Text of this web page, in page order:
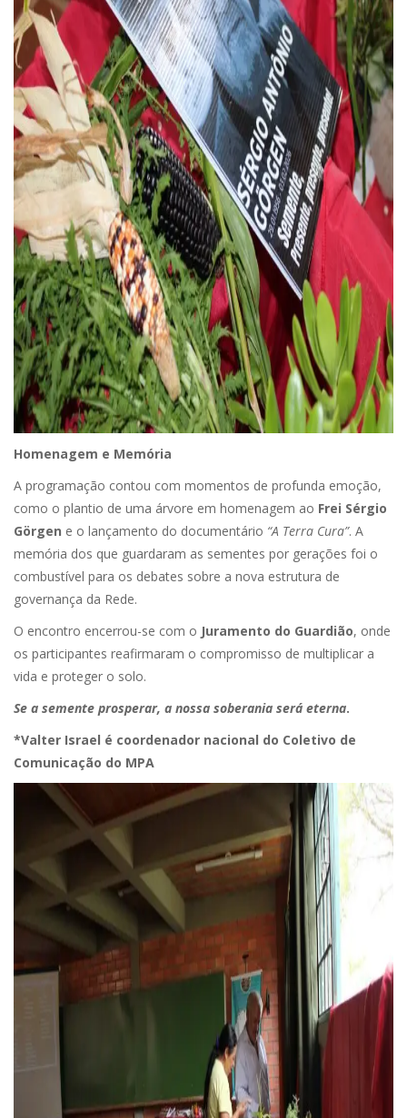
Homenagem e Memória
A programação contou com momentos de profunda emoção,
como o plantio de uma árvore em homenagem ao Frei Sérgio
Görgen e o lançamento do documentário “A Terra Cura”. A
memória dos que guardaram as sementes por gerações foi o
combustível para os debates sobre a nova estrutura de
governança da Rede.
O encontro encerrou-se com o Juramento do Guardião, onde
os participantes reafirmaram o compromisso de multiplicar a
vida e proteger o solo.
Se a semente prosperar, a nossa soberania será eterna.
*Valter Israel é coordenador nacional do Coletivo de
Comunicação do MPA